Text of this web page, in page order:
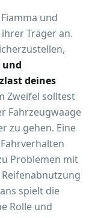
und
Träger an.
und
deines
Zweifel solltest
Fahrzeugwaage
zu gehen. Eine
Problemen mit
spielt die
Rolle und